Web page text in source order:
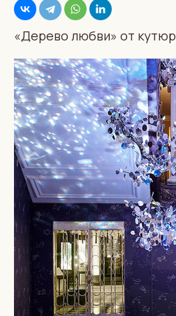
«Дерево любви» от кутюр